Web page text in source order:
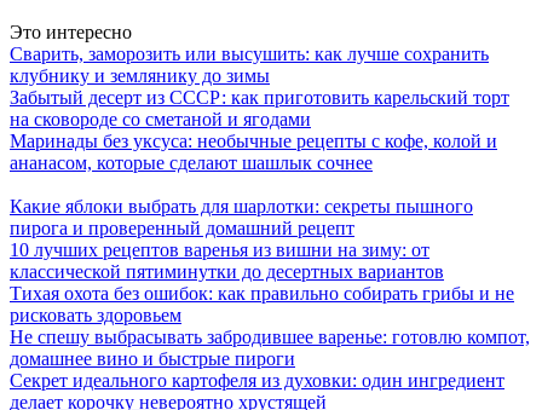
Это интересно
Сварить, заморозить или высушить: как лучше сохранить
клубнику и землянику до зимы
Забытый десерт из СССР: как приготовить карельский торт
на сковороде со сметаной и ягодами
Маринады без уксуса: необычные рецепты с кофе, колой и
ананасом, которые сделают шашлык сочнее
Какие яблоки выбрать для шарлотки: секреты пышного
пирога и проверенный домашний рецепт
10 лучших рецептов варенья из вишни на зиму: от
классической пятиминутки до десертных вариантов
Тихая охота без ошибок: как правильно собирать грибы и не
рисковать здоровьем
Не спешу выбрасывать забродившее варенье: готовлю компот,
домашнее вино и быстрые пироги
Секрет идеального картофеля из духовки: один ингредиент
делает корочку невероятно хрустящей